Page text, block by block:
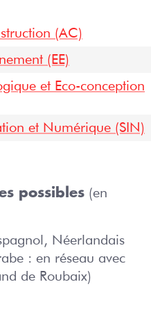
(AC)
(EE)
et Eco-conception
et Numérique (SIN)
possibles (en
Néerlandais
: en réseau avec
de Roubaix)